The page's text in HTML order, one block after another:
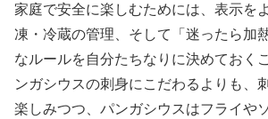
家庭で安全に楽しむためには、表示を
凍・冷蔵の管理、そして「迷ったら加
なルールを自分たちなりに決めておく
ンガシウスの刺身にこだわるよりも、
楽しみつつ、パンガシウスはフライや